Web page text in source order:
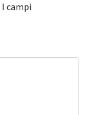
I campi